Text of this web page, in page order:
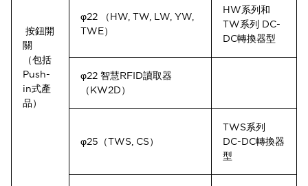
按鈕開
關
（包括
Push-
in式產
品）
φ22 （HW, TW, LW, YW,
TWE）
HW系列和
TW系列 DC-
DC轉換器型
φ22 智慧RFID讀取器
（KW2D）
φ25（TWS, CS）
TWS系列
DC-DC轉換器
型